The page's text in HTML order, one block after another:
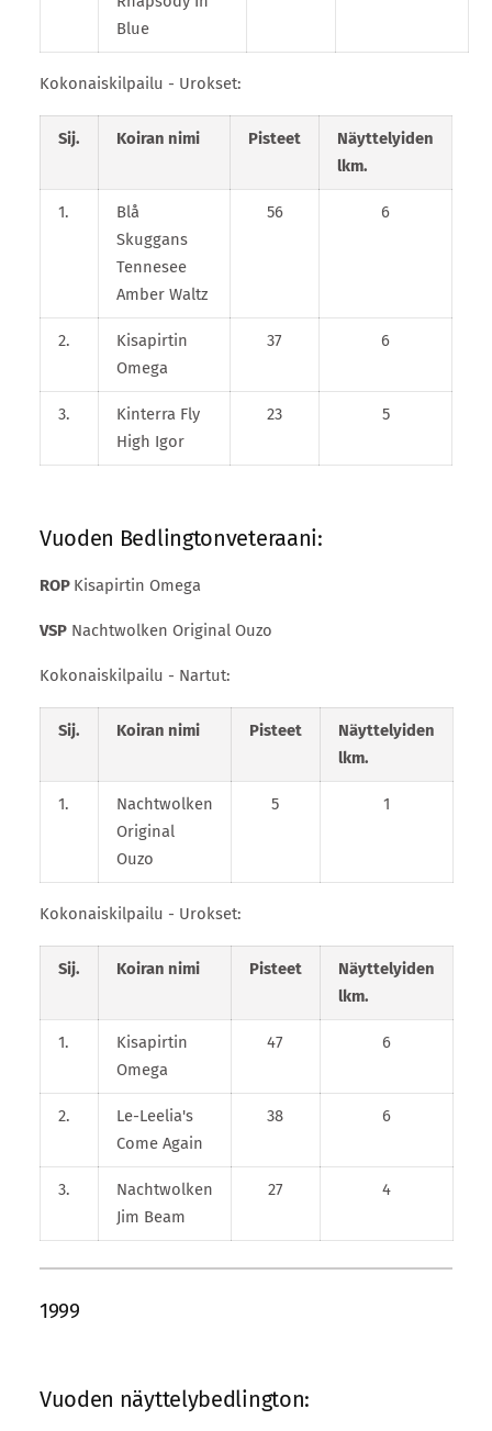
Blue
Kokonaiskilpailu - Urokset:
Sij. Koiran nimi Pisteet
Näyttelyiden
lkm.
1.
Blå
Skuggans
Tennesee
Amber Waltz
56 6
2.
Kisapirtin
Omega
37 6
3.
Kinterra Fly
High Igor
23 5
Vuoden Bedlingtonveteraani:
ROP Kisapirtin Omega
VSPNachtwolken Original Ouzo
Kokonaiskilpailu - Nartut:
Sij. Koiran nimi Pisteet
Näyttelyiden
lkm.
1.
Nachtwolken
Original
Ouzo
5 1
Kokonaiskilpailu - Urokset:
Sij. Koiran nimi Pisteet
Näyttelyiden
lkm.
1.
Kisapirtin
Omega
47 6
2.
Le-Leelia's
Come Again
38 6
3.
Nachtwolken
Jim Beam
27 4
1999
Vuoden näyttelybedlington: